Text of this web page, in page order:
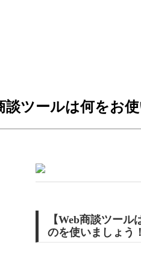
談ツールは何をお
【Web商談ツー
のを使いましょう！